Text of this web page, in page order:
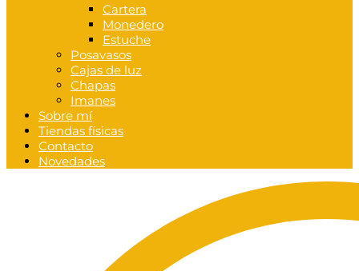
Cartera
Monedero
Estuche
Posavasos
Cajas de luz
Chapas
Imanes
Sobre mí
Tiendas físicas
Contacto
Novedades